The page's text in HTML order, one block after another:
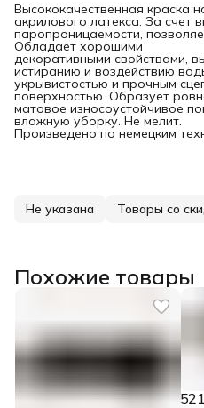
Высококачественная краска
акрилового латекса. За счет
паропроницаемости,
Обладает хорошими
декоративными свойствами,
истиранию и воздействию
укрывистостью и прочным
поверхностью. Образует
матовое износоустойчивое
влажную уборку. Не мелит.
Произведено по немецким
Не указана Товары со
Похожие товары